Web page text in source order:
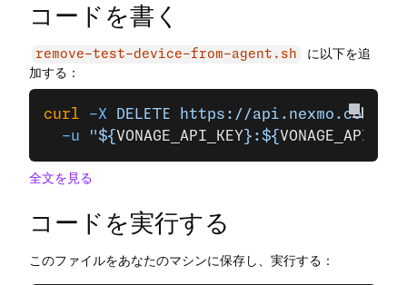
コードを書く
remove-test-device-from-agent.sh
に以下を追
加する：
curl -X DELETE https://api.nexmo.com/
  -u
"${ VONAGE_API_KEY }:${
全文を見る
コードを実行する
このファイルをあなたのマシンに保存し、実行する：